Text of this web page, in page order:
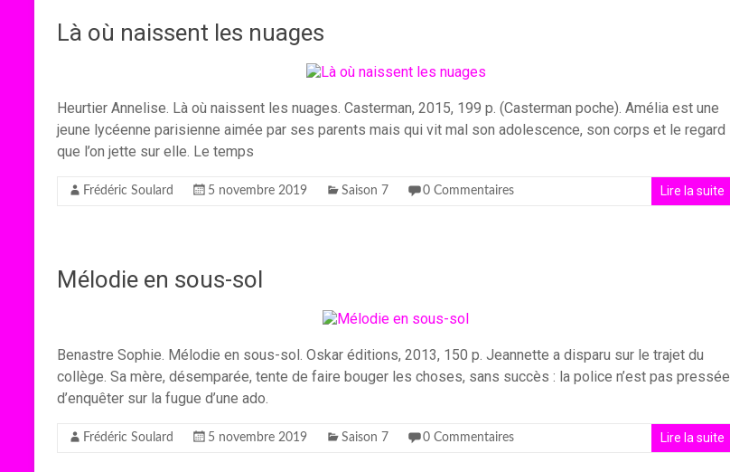
Là où naissent les nuages
Heurtier Annelise. Là où naissent les nuages. Casterman, 2015, 199 p. (Casterman poche). Amélia est une
jeune lycéenne parisienne aimée par ses parents mais qui vit mal son adolescence, son corps et le regard
que l’on jette sur elle. Le temps
Frédéric Soulard 5 novembre 2019 Saison 7 0 Commentaires Lire la suite
Mélodie en sous-sol
Benastre Sophie. Mélodie en sous-sol. Oskar éditions, 2013, 150 p. Jeannette a disparu sur le trajet du
collège. Sa mère, désemparée, tente de faire bouger les choses, sans succès : la police n’est pas pressée
d’enquêter sur la fugue d’une ado.
Frédéric Soulard 5 novembre 2019 Saison 7 0 Commentaires Lire la suite